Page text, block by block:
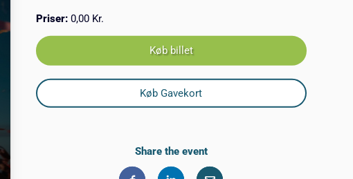
Priser: 0,00 Kr.
Køb billet
Køb Gavekort
Share the event